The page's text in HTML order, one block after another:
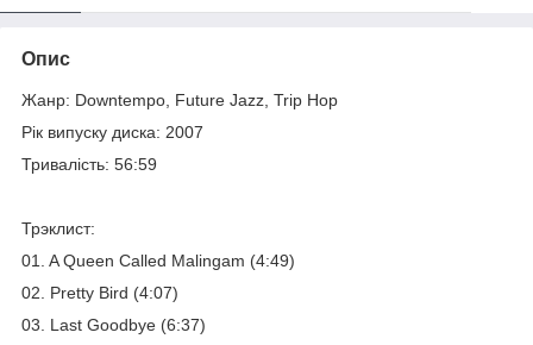
Опис
Жанр: Downtempo, Future Jazz, Trip Hop
Рік випуску диска: 2007
Тривалість: 56:59
Трэклист:
01. A Queen Called Malingam (4:49)
02. Pretty Bird (4:07)
03. Last Goodbye (6:37)